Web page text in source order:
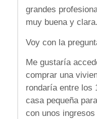
grandes
muy buena y clara.
Voy con la
Me gustaría
comprar una
rondaría entre los
casa pequeña
con unos